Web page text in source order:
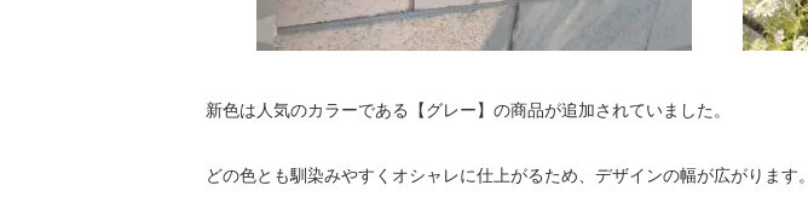
新色は人気のカラーである【グレー】の商品が追加されていました。
どの色とも馴染みやすくオシャレに仕上がるため、デザインの幅が広がります。